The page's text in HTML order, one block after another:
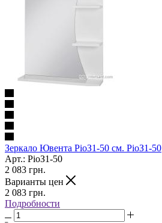
Зеркало Ювента РіоЗ1-50 см. РіоЗ1-50
Арт.: РіоЗ1-50
2 083 грн.
Варианты цен
2 083 грн.
Подробности